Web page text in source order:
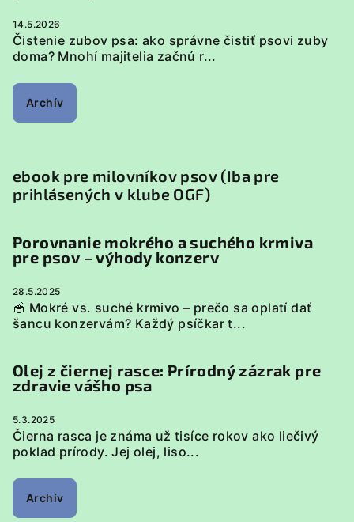
14.5.2026
Čistenie zubov psa: ako správne čistiť psovi zuby
doma? Mnohí majitelia začnú r...
Archív
ebook pre milovníkov psov (Iba pre
prihlásených v klube OGF)
Porovnanie mokrého a suchého krmiva
pre psov – výhody konzerv
28.5.2025
🥣 Mokré vs. suché krmivo – prečo sa oplatí dať
šancu konzervám? Každý psíčkar t...
Olej z čiernej rasce: Prírodný zázrak pre
zdravie vášho psa
5.3.2025
Čierna rasca je známa už tisíce rokov ako liečivý
poklad prírody. Jej olej, liso...
Archív